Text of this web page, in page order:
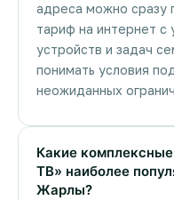
адреса можно сразу
тариф на интернет с
устройств и задач
понимать условия
неожиданных
Какие
ТВ» наиболее
Жарлы?